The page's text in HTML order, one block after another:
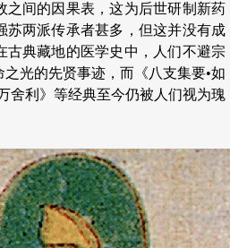
之间的因果表，这为后世研制新药
苏两派传承者甚多，但这并没有成
古典藏地的医学史中，人们不避宗
光的先贤事迹，而《八支集要•如
舍利》等经典至今仍被人们视为瑰